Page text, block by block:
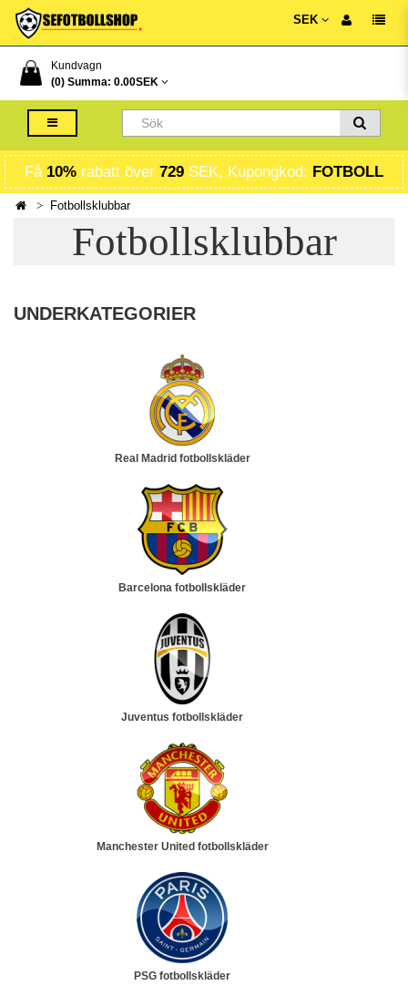
SEK
Kundvagn
(0) Summa: 0.00SEK
Få 10% rabatt över 729 SEK, Kupongkod: FOTBOLL
Fotbollsklubbar
Fotbollsklubbar
UNDERKATEGORIER
Real Madrid fotbollskläder
Barcelona fotbollskläder
Juventus fotbollskläder
Manchester United fotbollskläder
PSG fotbollskläder